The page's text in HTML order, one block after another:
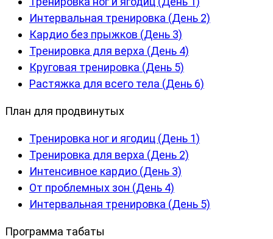
Интервальная тренировка (День 2)
Кардио без прыжков (День 3)
Тренировка для верха (День 4)
Круговая тренировка (День 5)
Растяжка для всего тела (День 6)
План для продвинутых
Тренировка ног и ягодиц (День 1)
Тренировка для верха (День 2)
Интенсивное кардио (День 3)
От проблемных зон (День 4)
Интервальная тренировка (День 5)
Программа табаты